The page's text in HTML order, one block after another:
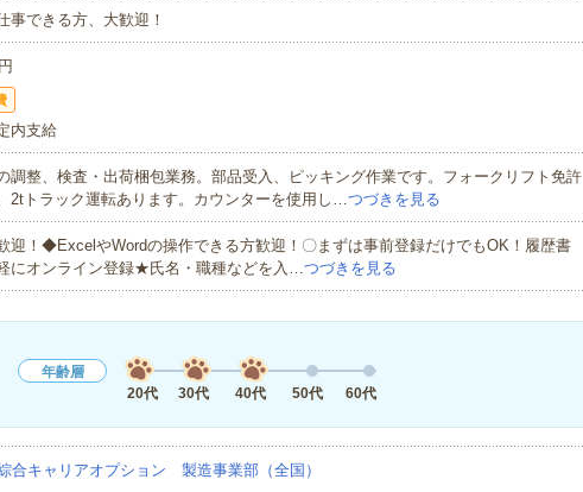
事できる方、大歓迎！
内支給
調整、検査・出荷梱包業務。部品受入、ピッキング作業です。フォークリフト免許
2tトラック運転あります。カウンターを使用し…つづきを見る
迎！◆ExcelやWordの操作できる方歓迎！〇まずは事前登録だけでもOK！履歴書
にオンライン登録★氏名・職種などを入…つづきを見る
年齢層
20代
30代 40代 50代 60代
合キャリアオプション 製造事業部（全国）